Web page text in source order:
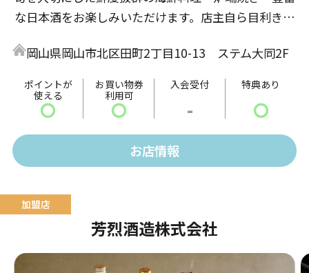
な日本酒をお楽しみいただけます。店主自ら目利きす
してお待ちしております。
岡山県岡山市北区田町2丁目10-13 ステム大同2F
ポイントが
使える
〇
お買い物券
利用可
〇
入会受付
-
特典あり
〇
お店情報
芳烈酒造株式会社